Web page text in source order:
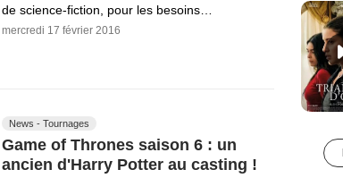
de science-fiction, pour les besoins…
mercredi 17 février 2016
News - Tournages
Game of Thrones saison 6 : un
ancien d'Harry Potter au casting !